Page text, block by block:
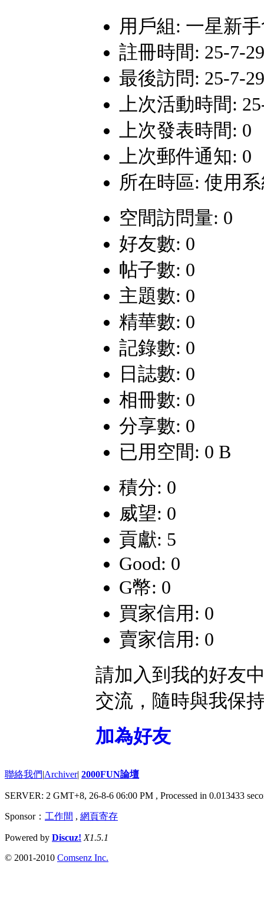
用戶組: 一星新
註冊時間: 25-7-
最後訪問: 25-7-
上次活動時間:
上次發表時間: 0
上次郵件通知: 0
所在時區: 使用
空間訪問量: 0
好友數: 0
帖子數: 0
主題數: 0
精華數: 0
記錄數: 0
日誌數: 0
相冊數: 0
分享數: 0
已用空間: 0 B
積分: 0
威望: 0
貢獻: 5
Good: 0
G幣: 0
買家信用: 0
賣家信用: 0
請加入到我的好友
交流，隨時與我保
加為好友
聯絡我們|Archiver| 2000FUN論壇
SERVER: 2 GMT+8, 26-8-6 06:00 PM , Processed in 0.013433
Sponsor： 工作間 , 網頁寄存
Powered by Discuz! X1.5.1
© 2001-2010 Comsenz Inc.